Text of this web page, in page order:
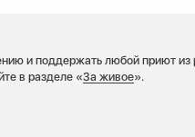
и поддержать любой приют из
в разделе «За живое».